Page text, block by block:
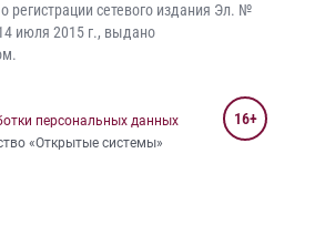
регистрации сетевого издания Эл. №
июля 2015 г., выдано
персональных данных
«Открытые системы»
16+